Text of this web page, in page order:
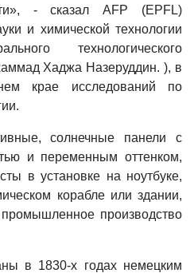
- сказал AFP (EPFL)
и химической технологии
технологического
Хаджа Назеруддин. ), в
крае исследований по
солнечные панели с
и переменным оттенком,
в установке на ноутбуке,
корабле или здании,
производство
в 1830-х годах немецким